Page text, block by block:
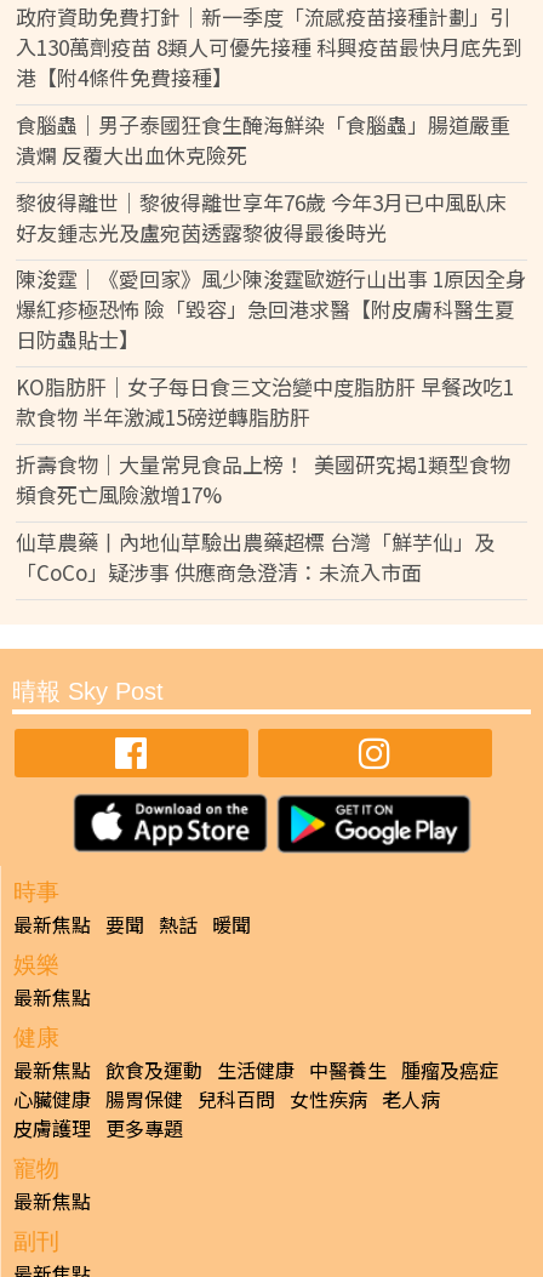
政府資助免費打針｜新一季度「流感疫苗接種計劃」引
入130萬劑疫苗 8類人可優先接種 科興疫苗最快月底先到
港【附4條件免費接種】
食腦蟲｜男子泰國狂食生醃海鮮染「食腦蟲」腸道嚴重
潰爛 反覆大出血休克險死
黎彼得離世｜黎彼得離世享年76歲 今年3月已中風臥床
好友鍾志光及盧宛茵透露黎彼得最後時光
陳浚霆｜《愛回家》風少陳浚霆歐遊行山出事 1原因全身
爆紅疹極恐怖 險「毀容」急回港求醫【附皮膚科醫生夏
日防蟲貼士】
KO脂肪肝｜女子每日食三文治變中度脂肪肝 早餐改吃1
款食物 半年激減15磅逆轉脂肪肝
折壽食物｜大量常見食品上榜！ 美國研究揭1類型食物
頻食死亡風險激增17%
仙草農藥丨內地仙草驗出農藥超標 台灣「鮮芋仙」及
「CoCo」疑涉事 供應商急澄清：未流入市面
晴報 Sky Post
時事
最新焦點 要聞 熱話 暖聞
娛樂
最新焦點
健康
最新焦點 飲食及運動 生活健康 中醫養生 腫瘤及癌症
心臟健康 腸胃保健 兒科百問 女性疾病 老人病
皮膚護理 更多專題
寵物
最新焦點
副刊